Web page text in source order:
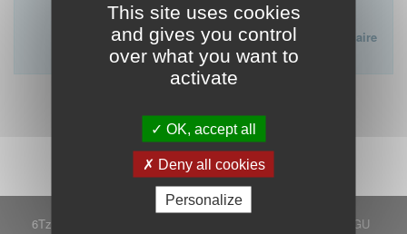
This site uses cookies
and gives you control
over what you want to
activate
OK, accept all
Deny all cookies
Personalize
plainte ou formuler des doléances à l'égard d'un médecin
Lien vers la FAQ du CNOM sur la procédure disciplinaire
FAQ procédure disciplinaire
Démarrer
6Tzen ©2015 - Tous droits réservés
CGU